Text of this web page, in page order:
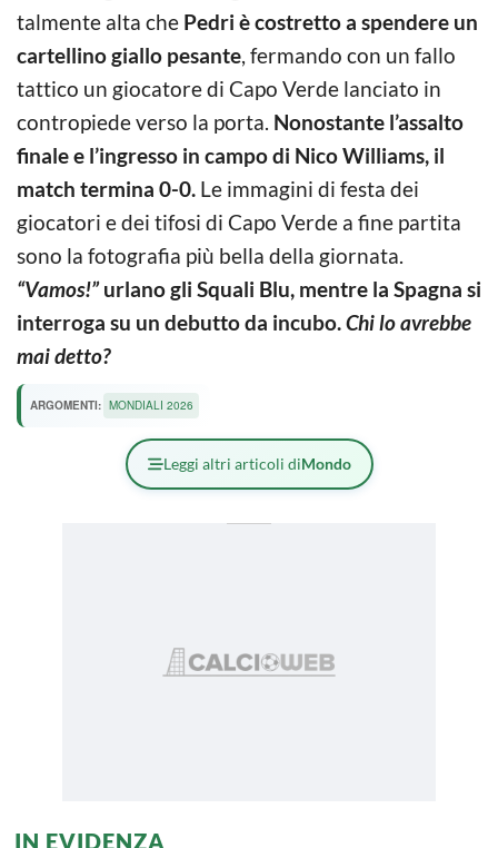
talmente alta che Pedri è costretto a spendere un
cartellino giallo pesante, fermando con un fallo
tattico un giocatore di Capo Verde lanciato in
contropiede verso la porta. Nonostante l’assalto
finale e l’ingresso in campo di Nico Williams, il
match termina 0-0. Le immagini di festa dei
giocatori e dei tifosi di Capo Verde a fine partita
sono la fotografia più bella della giornata.
“Vamos!”urlano gli Squali Blu, mentre la Spagna si
interroga su un debutto da incubo.Chi lo avrebbe
mai detto?
ARGOMENTI: MONDIALI 2026
Leggi altri articoli diMondo
IN EVIDENZA